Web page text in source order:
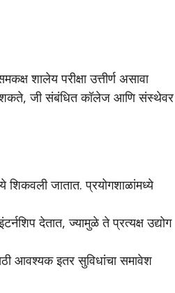
शालेय परीक्षा उत्तीर्ण असावा
शकते, जी संबंधित कॉलेज आणि संस्थेवर
शिकवली जातात. प्रयोगशाळांमध्ये
देतात, ज्यामुळे ते प्रत्यक्ष उद्योग
आवश्यक इतर सुविधांचा समावेश